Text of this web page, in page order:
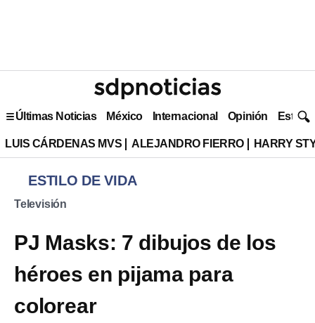
Últimas Noticias México Internacional Opinión Estilo
LUIS CÁRDENAS MVS ALEJANDRO FIERRO HARRY
ESTILO DE VIDA
Televisión
PJ Masks: 7 dibujos de los
héroes en pijama para
colorear